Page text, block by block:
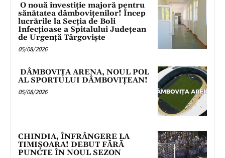
O nouă investiție majoră pentru
sănătatea dâmbovițenilor! Încep
lucrările la Secția de Boli
Infecțioase a Spitalului Județean
de Urgență Târgoviște
05/08/2026
DÂMBOVIȚA ARENA, NOUL POL
AL SPORTULUI DÂMBOVIȚEAN!
05/08/2026
CHINDIA, ÎNFRÂNGERE LA
TIMIȘOARA! DEBUT FĂRĂ
PUNCTE ÎN NOUL SEZON